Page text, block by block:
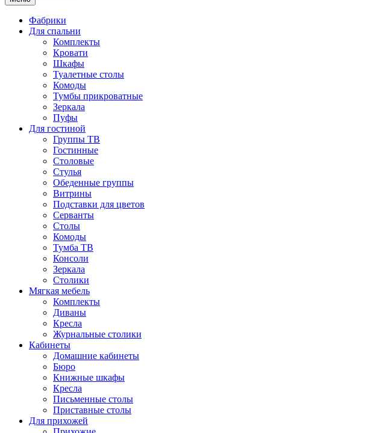
Фабрики
Для спальни
Комплекты
Кровати
Шкафы
Туалетные столы
Комоды
Тумбы прикроватные
Зеркала
Пуфы
Для гостиной
Группы ТВ
Гостинные
Столовые
Стулья
Обеденные группы
Витрины
Подставки для цветов
Серванты
Столы
Комоды
Тумба ТВ
Консоли
Зеркала
Столики
Мягкая мебель
Комплекты
Диваны
Кресла
Журнальные столики
Кабинеты
Домашние кабинеты
Бюро
Книжные шкафы
Кресла
Письменные столы
Приставные столы
Для прихожей